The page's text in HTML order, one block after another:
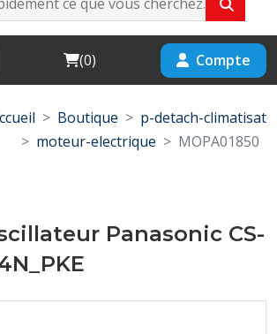
Cart
(0) Compte
Boutique
p-detach-climatisat
moteur-electrique
MOPA01850
Panasonic CS-